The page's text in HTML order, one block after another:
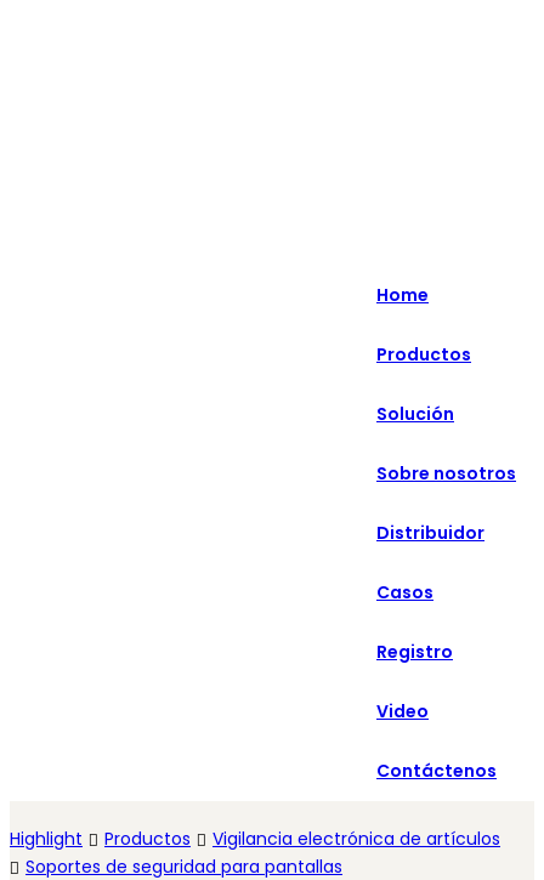
русский
Español
Home
Productos
Solución
Sobre nosotros
Distribuidor
Casos
Registro
Video
Contáctenos
Highlight Productos
Vigilancia electrónica de artículos
Soportes de seguridad para pantallas